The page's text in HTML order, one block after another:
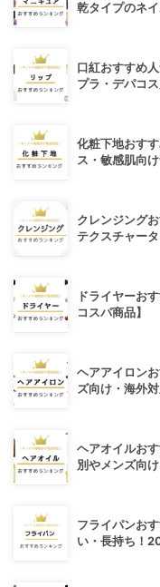
乾タイプのネ
口紅おすすめ
プラ・デパコ
化粧下地おす
ス・敏感肌向
クレンジング
テクスチャー
ドライヤーお
コスパ商品】
ヘアアイロン
ズ向け・海外
ヘアオイルお
別やメンズ向け
フライパンお
い・長持ち！